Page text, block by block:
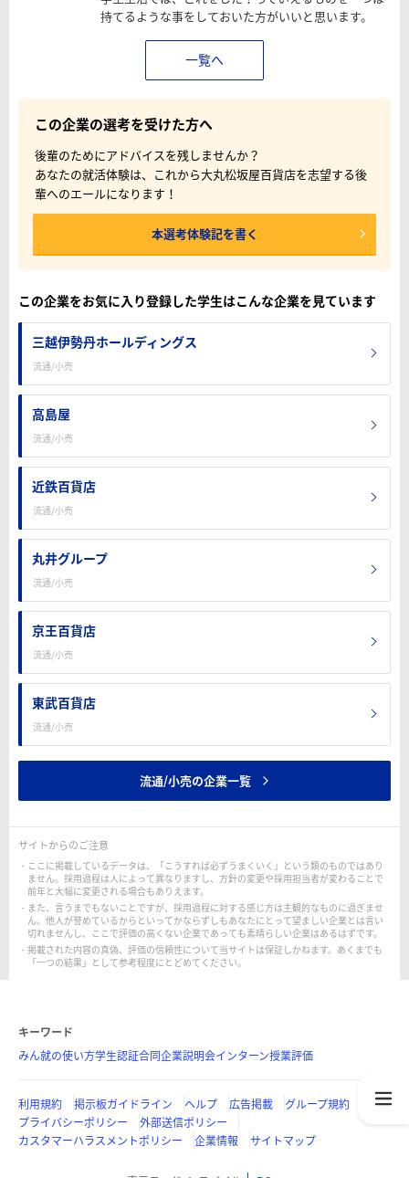
持てるような事をしておいた方がいいと思います。
一覧へ
この企業の選考を受けた方へ
後輩のためにアドバイスを残しませんか？
あなたの就活体験は、これから大丸松坂屋百貨店を志望する後
輩へのエールになります！
本選考体験記を書く
この企業をお気に入り登録した学生はこんな企業を見ています
三越伊勢丹ホールディングス
流通/小売
高島屋
流通/小売
近鉄百貨店
流通/小売
丸井グループ
流通/小売
京王百貨店
流通/小売
東武百貨店
流通/小売
流通/小売の企業一覧
サイトからのご注意
ここに掲載しているデータは、「こうすれば必ずうまくいく」という類のものではあり
ません。採用過程は人によって異なりますし、方針の変更や採用担当者が変わることで
前年と大幅に変更される場合もありえます。
また、言うまでもないことですが、採用過程に対する感じ方は主観的なものに過ぎませ
ん。他人が誉めているからといってかならずしもあなたにとって望ましい企業とは言い
切れませんし、ここで評価の高くない企業であっても素晴らしい企業はあるはずです。
掲載された内容の真偽、評価の信頼性について当サイトは保証しかねます。あくまでも
「一つの結果」として参考程度にとどめてください。
キーワード
みん就の使い方学生認証合同企業説明会インターン授業評価
利用規約 掲示板ガイドライン ヘルプ 広告掲載
グループ規約
プライバシーポリシー
外部送信ポリシー
カスタマーハラスメントポリシー
企業情報 サイトマップ